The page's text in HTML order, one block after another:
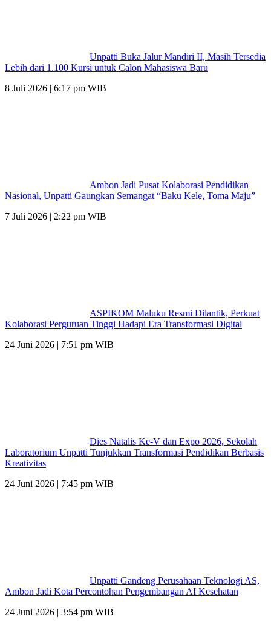
Unpatti Buka Jalur Mandiri II, Masih Tersedia
Lebih dari 1.100 Kursi untuk Calon Mahasiswa Baru
8 Juli 2026 | 6:17 pm WIB
Ambon Jadi Pusat Kolaborasi Pendidikan
Nasional, Unpatti Gaungkan Semangat “Baku Kele, Toma Maju”
7 Juli 2026 | 2:22 pm WIB
ASPIKOM Maluku Resmi Dilantik, Perkuat
Kolaborasi Perguruan Tinggi Hadapi Era Transformasi Digital
24 Juni 2026 | 7:51 pm WIB
Dies Natalis Ke-V dan Expo 2026, Sekolah
Laboratorium Unpatti Tunjukkan Transformasi Pendidikan Berbasis
Kreativitas
24 Juni 2026 | 7:45 pm WIB
Unpatti Gandeng Perusahaan Teknologi AS,
Ambon Jadi Kota Percontohan Pengembangan AI Kesehatan
24 Juni 2026 | 3:54 pm WIB